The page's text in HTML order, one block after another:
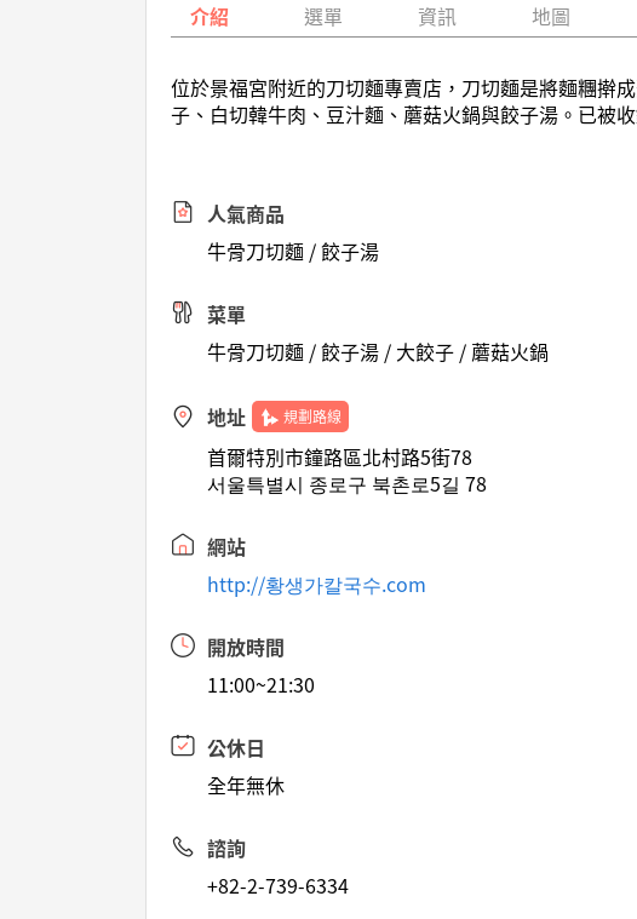
介紹 選單 資訊 地圖
位於景福宮附近的刀切麵專賣店，刀切麵是將麵糰擀
子、白切韓牛肉、豆汁麵、蘑菇火鍋與餃子湯。已被
人氣商品
牛骨刀切麵 / 餃子湯
菜單
牛骨刀切麵 / 餃子湯 / 大餃子 / 蘑菇火鍋
地址 規劃路線
首爾特別市鐘路區北村路5街78
서울특별시 종로구 북촌로5길 78
網站
http://황생가칼국수.com
開放時間
11:00~21:30
公休日
全年無休
諮詢
+82-2-739-6334